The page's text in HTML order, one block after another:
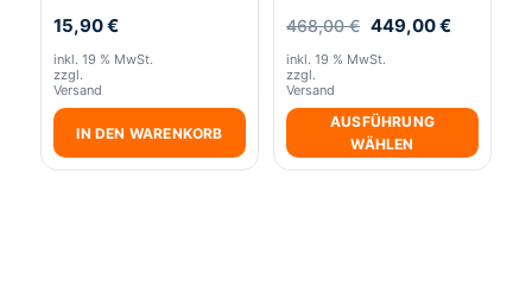
15,90€
inkl. 19 % MwSt.
zzgl.
Versand
IN DEN WARENKORB
468,00€ Ursprünglicher
war:
449,00€Aktueller
inkl. 19 % MwSt.
zzgl.
Versand
AUSFÜHRUNG
WÄHLEN